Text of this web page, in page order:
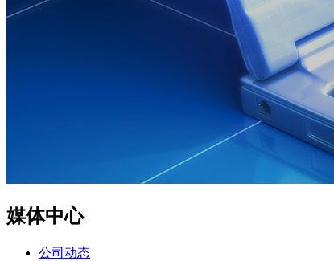
媒体中心
公司动态